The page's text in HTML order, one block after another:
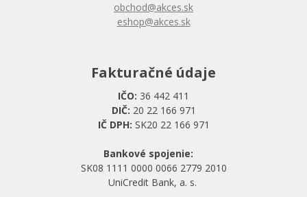
obchod@akces.sk
eshop@akces.sk
Fakturačné údaje
IČO: 36 442 411
DIČ: 20 22 166 971
IČ DPH: SK20 22 166 971
Bankové spojenie:
SK08 1111 0000 0066 2779 2010
UniCredit Bank, a. s.